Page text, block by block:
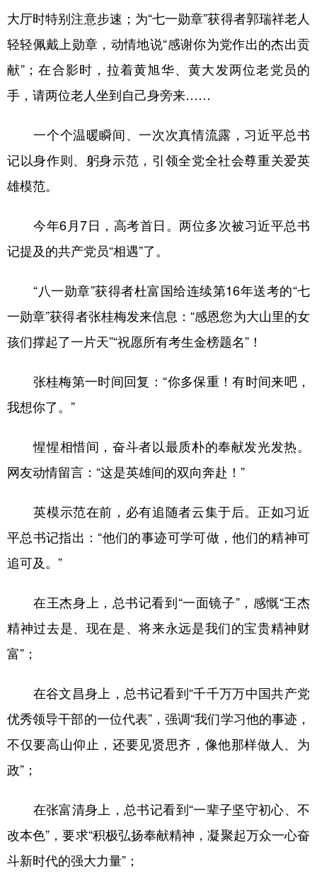
大厅时特别注意步速；为“七一勋章”获得者郭瑞祥老人
轻轻佩戴上勋章，动情地说“感谢你为党作出的杰出贡
献”；在合影时，拉着黄旭华、黄大发两位老党员的
手，请两位老人坐到自己身旁来……
一个个温暖瞬间、一次次真情流露，习近平总书
记以身作则、躬身示范，引领全党全社会尊重关爱英
雄模范。
今年6月7日，高考首日。两位多次被习近平总书
记提及的共产党员“相遇”了。
“八一勋章”获得者杜富国给连续第16年送考的“七
一勋章”获得者张桂梅发来信息：“感恩您为大山里的女
孩们撑起了一片天”“祝愿所有考生金榜题名”！
张桂梅第一时间回复：“你多保重！有时间来吧，
我想你了。”
惺惺相惜间，奋斗者以最质朴的奉献发光发热。
网友动情留言：“这是英雄间的双向奔赴！”
英模示范在前，必有追随者云集于后。正如习近
平总书记指出：“他们的事迹可学可做，他们的精神可
追可及。”
在王杰身上，总书记看到“一面镜子”，感慨“王杰
精神过去是、现在是、将来永远是我们的宝贵精神财
富”；
在谷文昌身上，总书记看到“千千万万中国共产党
优秀领导干部的一位代表”，强调“我们学习他的事迹，
不仅要高山仰止，还要见贤思齐，像他那样做人、为
政”；
在张富清身上，总书记看到“一辈子坚守初心、不
改本色”，要求“积极弘扬奉献精神，凝聚起万众一心奋
斗新时代的强大力量”；